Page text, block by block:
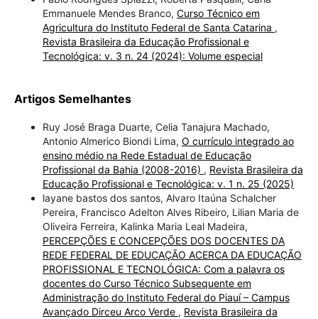
Emmanuele Mendes Branco, Curso Técnico em
Agricultura do Instituto Federal de Santa Catarina ,
Revista Brasileira da Educação Profissional e
Tecnológica: v. 3 n. 24 (2024): Volume especial
Artigos Semelhantes
Ruy José Braga Duarte, Celia Tanajura Machado,
Antonio Almerico Biondi Lima, O currículo integrado ao
ensino médio na Rede Estadual de Educação
Profissional da Bahia (2008-2016) , Revista Brasileira da
Educação Profissional e Tecnológica: v. 1 n. 25 (2025)
layane bastos dos santos, Alvaro Itaúna Schalcher
Pereira, Francisco Adelton Alves Ribeiro, Lilian Maria de
Oliveira Ferreira, Kalinka Maria Leal Madeira,
PERCEPÇÕES E CONCEPÇÕES DOS DOCENTES DA
REDE FEDERAL DE EDUCAÇÃO ACERCA DA EDUCAÇÃO
PROFISSIONAL E TECNOLÓGICA: Com a palavra os
docentes do Curso Técnico Subsequente em
Administração do Instituto Federal do Piauí – Campus
Avançado Dirceu Arco Verde , Revista Brasileira da